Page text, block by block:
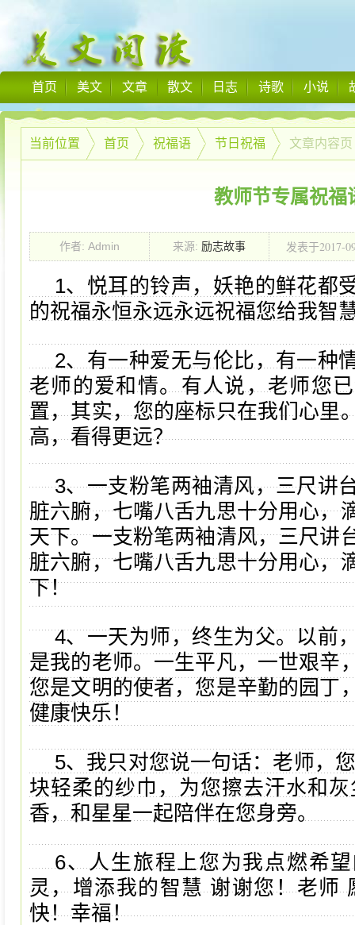
首页 美文 文章 散文 日志 诗歌 小说
当前位置 首页 祝福语 节日祝福 文章内容页
教师节专属祝福
作者: Admin 来源: 励志故事 发表于2017-
00:00:00
1、悦耳的铃声，妖艳的鲜花都
的祝福永恒永远永远祝福您给我智
2、有一种爱无与伦比，有一种
老师的爱和情。有人说，老师您
置，其实，您的座标只在我们心里
高，看得更远？
3、一支粉笔两袖清风，三尺讲
脏六腑，七嘴八舌九思十分用心，
天下。一支粉笔两袖清风，三尺讲
脏六腑，七嘴八舌九思十分用心，
下！
4、一天为师，终生为父。以前
是我的老师。一生平凡，一世艰辛
您是文明的使者，您是辛勤的园丁
健康快乐！
5、我只对您说一句话：老师，
块轻柔的纱巾，为您擦去汗水和
香，和星星一起陪伴在您身旁。
6、人生旅程上您为我点燃希
灵，增添我的智慧 谢谢您！老师
快！幸福！